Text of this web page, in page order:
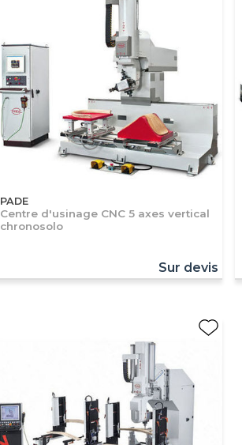
PADE
Centre d'usinage CNC 5 axes vertical
chronosolo
Sur devis